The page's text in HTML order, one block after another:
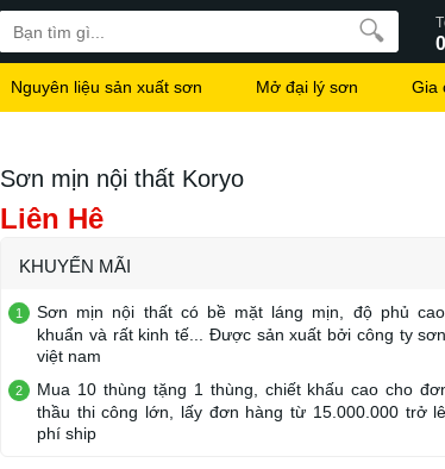
Nguyên liệu sản xuất sơn Mở đại lý sơn Gia
Sơn mịn nội thất Koryo
Liên Hệ
KHUYẾN MÃI
Sơn mịn nội thất có bề mặt láng mịn, độ phủ
khuẩn và rất kinh tế... Được sản xuất bởi công ty
việt nam
Mua 10 thùng tặng 1 thùng, chiết khấu cao cho
thầu thi công lớn, lấy đơn hàng từ 15.000.000 trở
phí ship